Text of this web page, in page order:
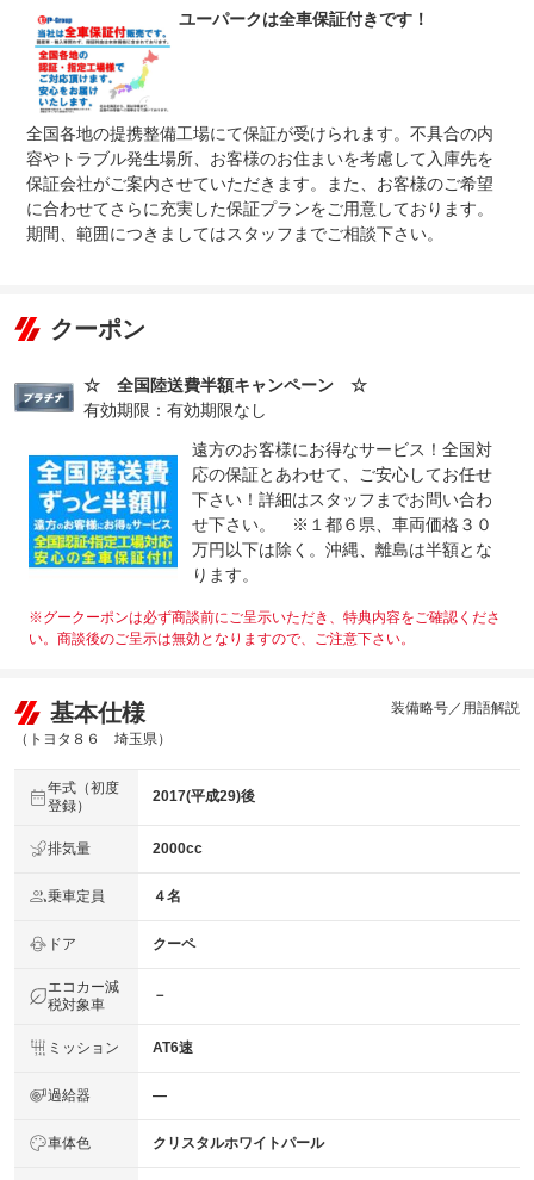
について
実施しております。（ご納車前整備）自社認証工場にて再
度担当整備士による各種法定点検整備を行います
ユーパークは全車保証付きです！
全国各地の提携整備工場にて保証が受けられます。不具合の内
容やトラブル発生場所、お客様のお住まいを考慮して入庫先を
保証会社がご案内させていただきます。また、お客様のご希望
に合わせてさらに充実した保証プランをご用意しております。
期間、範囲につきましてはスタッフまでご相談下さい。
クーポン
☆ 全国陸送費半額キャンペーン ☆
有効期限：有効期限なし
遠方のお客様にお得なサービス！全国対
応の保証とあわせて、ご安心してお任せ
下さい！詳細はスタッフまでお問い合わ
せ下さい。 ※１都６県、車両価格３０
万円以下は除く。沖縄、離島は半額とな
ります。
※グークーポンは必ず商談前にご呈示いただき、特典内容をご確認くださ
い。商談後のご呈示は無効となりますので、ご注意下さい。
基本仕様
（トヨタ８６ 埼玉県）
装備略号／用語解説
年式（初度
登録）
2017(平成29)後
排気量 2000cc
乗車定員 ４名
ドア クーペ
エコカー減
税対象車
－
ミッション AT6速
過給器 ―
車体色 クリスタルホワイトパール